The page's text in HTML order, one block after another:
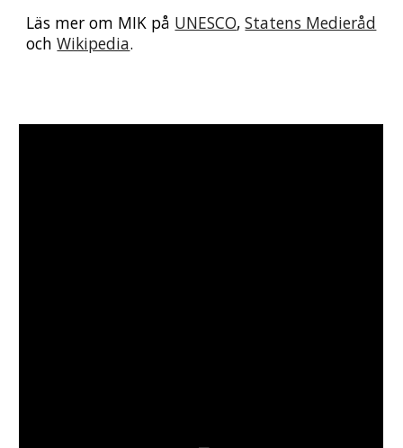
Läs mer om MIK på UNESCO, Statens Medieråd
och Wikipedia.